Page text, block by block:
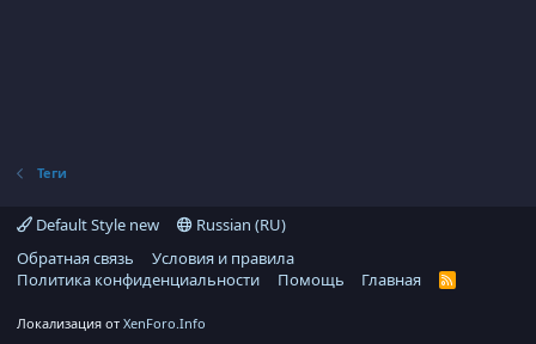
Теги
Default Style new
Russian (RU)
Обратная связь
Условия и правила
Политика конфиденциальности
Помощь Главная
R
Локализация от XenForo.Info